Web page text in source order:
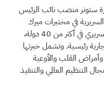
ستونر منصب نائب الرئيس
السريرية في مختبرات ميرك
للأبحاث، حيث قادت أنشطة التطوير السريري في أكثر من 40 دولة،
رئيسية. وتشمل خبرتها
وأمراض القلب والأوعية
التنظيم العالمي والتنفيذ